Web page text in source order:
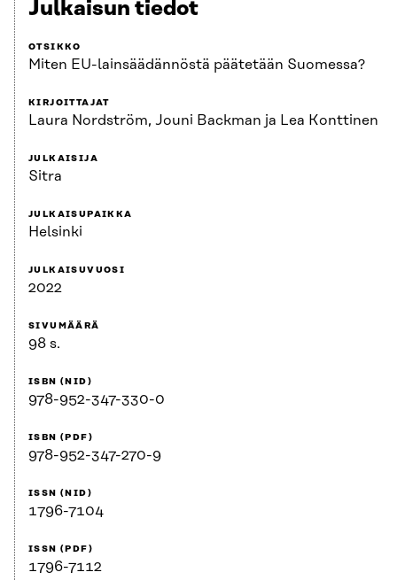
Julkaisun tiedot
OTSIKKO
Miten EU-lainsäädännöstä päätetään Suomessa?
KIRJOITTAJAT
Laura Nordström, Jouni Backman ja Lea Konttinen
JULKAISIJA
Sitra
JULKAISUPAIKKA
Helsinki
JULKAISUVUOSI
2022
SIVUMÄÄRÄ
98 s.
ISBN (NID)
978-952-347-330-0
ISBN (PDF)
978-952-347-270-9
ISSN (NID)
1796-7104
ISSN (PDF)
1796-7112